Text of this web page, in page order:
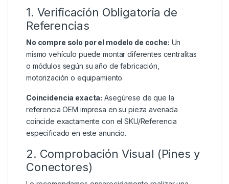
1. Verificación Obligatoria de
Referencias
No compre solo por el modelo de coche: Un
mismo vehículo puede montar diferentes centralitas
o módulos según su año de fabricación,
motorización o equipamiento.
Coincidencia exacta: Asegúrese de que la
referencia OEM impresa en su pieza averiada
coincide exactamente con el SKU/Referencia
especificado en este anuncio.
2. Comprobación Visual (Pines y
Conectores)